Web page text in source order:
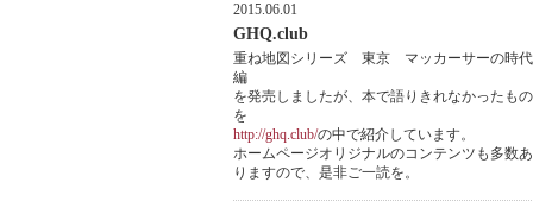
2015.06.01
GHQ.club
重ね地図シリーズ 東京 マッカーサーの時代
編
を発売しましたが、本で語りきれなかったもの
を
http://ghq.club/の中で紹介しています。
ホームページオリジナルのコンテンツも多数あ
りますので、是非ご一読を。